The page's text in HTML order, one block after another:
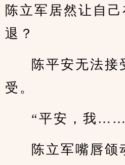
陈立军居然让自
退？
陈平安无法接
受。
“平安，我
陈立军嘴唇颌